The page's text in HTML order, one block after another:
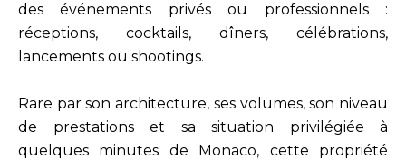
des événements privés ou professionnels :
réceptions, cocktails, dîners, célébrations,
lancements ou shootings.
Rare par son architecture, ses volumes, son niveau
de prestations et sa situation privilégiée à
quelques minutes de Monaco, cette propriété